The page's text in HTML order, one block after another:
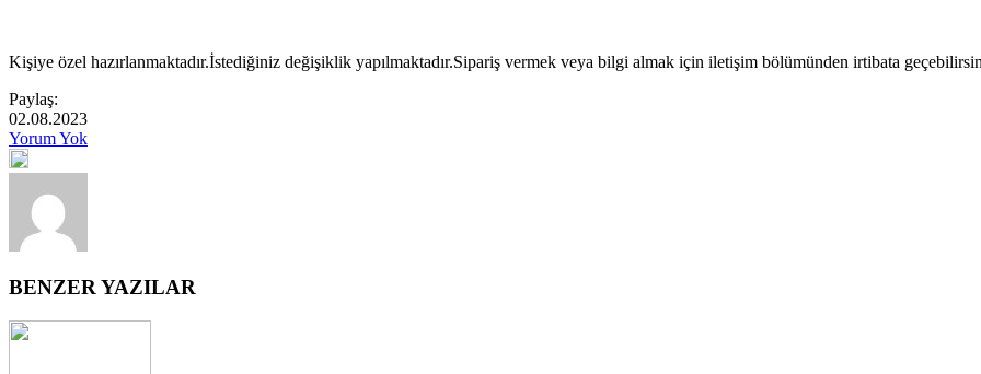
Kişiye özel hazırlanmaktadır.İstediğiniz değişiklik yapılmaktadır.Sipariş vermek veya bilgi almak için iletişim bölümünden irtibata
Paylaş:
02.08.2023
Yorum Yok
BENZER YAZILAR